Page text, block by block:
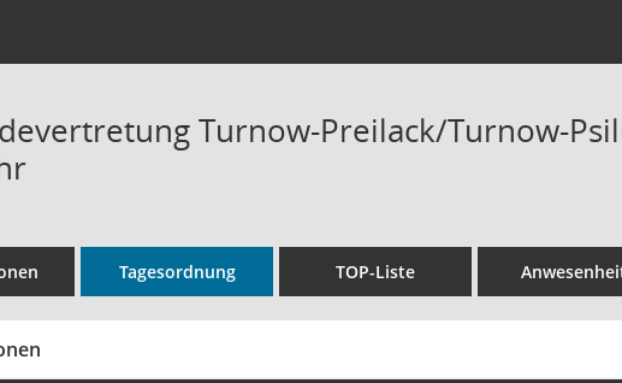
Turnow-Preilack/Turnow-
Tagesordnung TOP-Liste